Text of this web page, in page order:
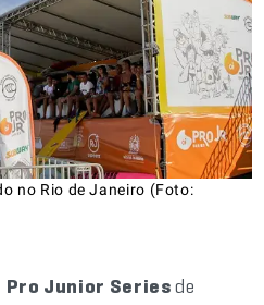
no Rio de Janeiro (Foto:
Pro Junior Seriesde